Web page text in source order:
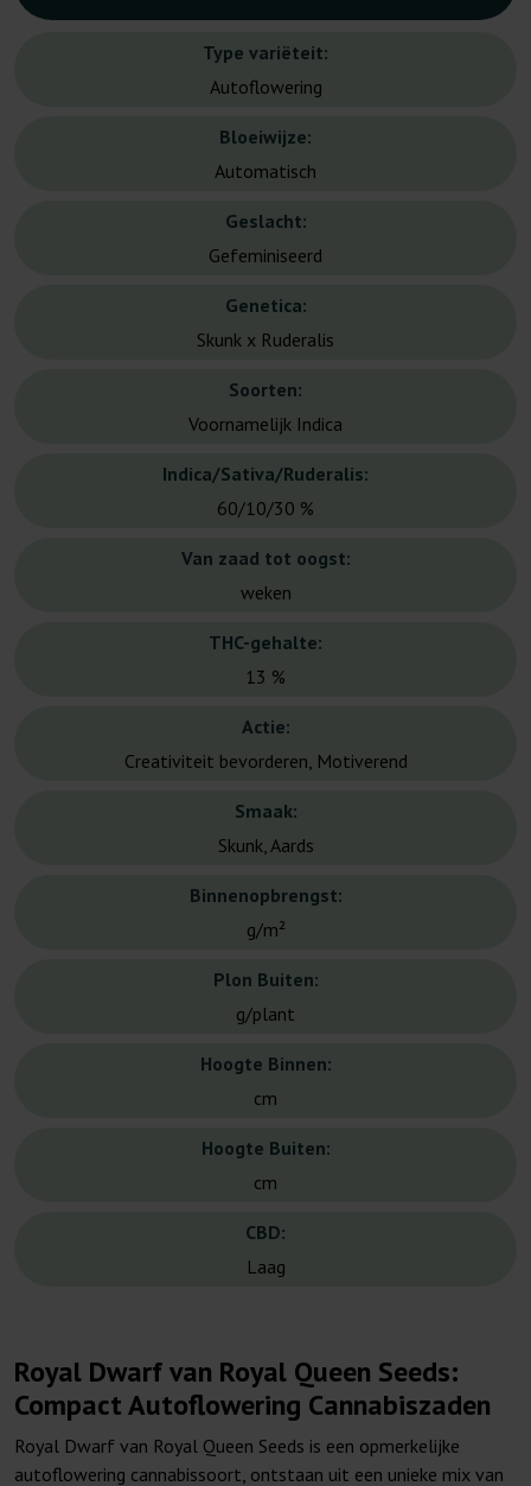
Type variëteit:
Autoflowering
Bloeiwijze:
Automatisch
Geslacht:
Gefeminiseerd
Genetica:
Skunk x Ruderalis
Soorten:
Voornamelijk Indica
Indica/Sativa/Ruderalis:
60/10/30 %
Van zaad tot oogst:
weken
THC-gehalte:
13 %
Actie:
Creativiteit bevorderen, Motiverend
Smaak:
Skunk, Aards
Binnenopbrengst:
g/m²
Plon Buiten:
g/plant
Hoogte Binnen:
cm
Hoogte Buiten:
cm
CBD:
Laag
Royal Dwarf van Royal Queen Seeds:
Compact Autoflowering Cannabiszaden
Royal Dwarf van Royal Queen Seeds is een opmerkelijke
autoflowering cannabissoort, ontstaan uit een unieke mix van